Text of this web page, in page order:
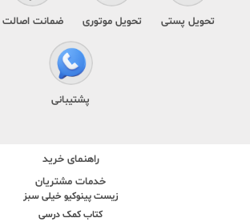
تحویل پستی تحویل موتوری ضمانت اصالت
پشتیبانی
راهنمای خرید
خدمات مشتریان
زیست پینوکیو خیلی سبز
کتاب کمک درسی